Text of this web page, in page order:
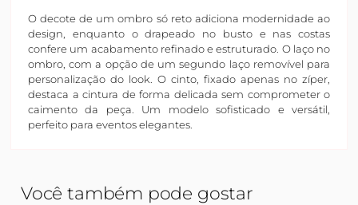
O decote de um ombro só reto adiciona modernidade ao
design, enquanto o drapeado no busto e nas costas
confere um acabamento refinado e estruturado. O laço no
ombro, com a opção de um segundo laço removível para
personalização do look. O cinto, fixado apenas no zíper,
destaca a cintura de forma delicada sem comprometer o
caimento da peça. Um modelo sofisticado e versátil,
perfeito para eventos elegantes.
Você também pode gostar